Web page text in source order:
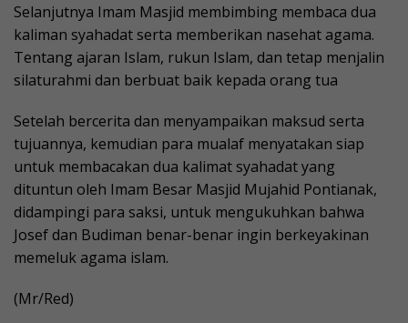
Selanjutnya Imam Masjid membimbing membaca dua
kaliman syahadat serta memberikan nasehat agama.
Tentang ajaran Islam, rukun Islam, dan tetap menjalin
silaturahmi dan berbuat baik kepada orang tua
Setelah bercerita dan menyampaikan maksud serta
tujuannya, kemudian para mualaf menyatakan siap
untuk membacakan dua kalimat syahadat yang
dituntun oleh Imam Besar Masjid Mujahid Pontianak,
didampingi para saksi, untuk mengukuhkan bahwa
Josef dan Budiman benar-benar ingin berkeyakinan
memeluk agama islam.
(Mr/Red)